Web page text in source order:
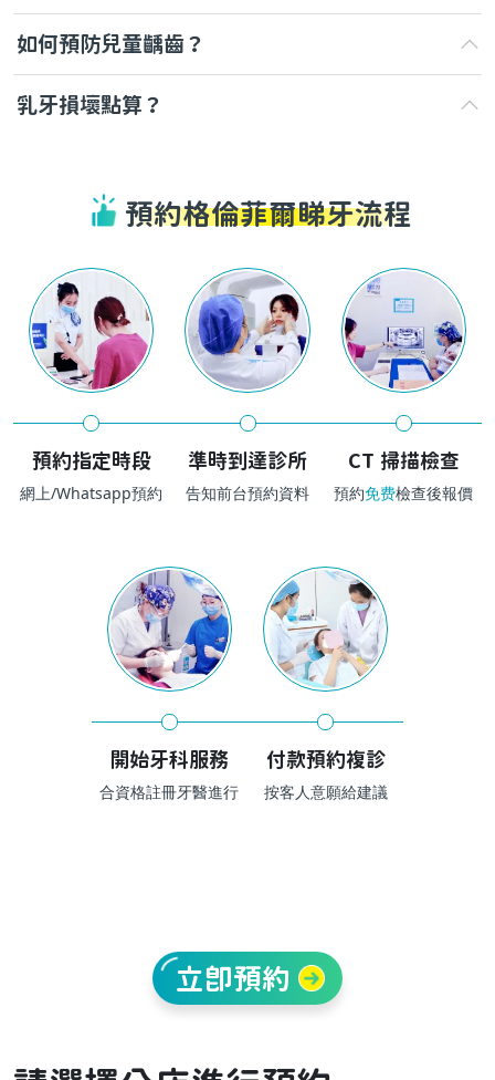
如何預防兒童齲齒？
乳牙損壞點算？
預約格倫菲爾睇牙流程
預約指定時段
網上/Whatsapp預約
準時到達診所
告知前台預約資料
CT 掃描檢查
預約免费檢查後報價
開始牙科服務
合資格註冊牙醫進行
付款預約複診
按客人意願給建議
立即預約